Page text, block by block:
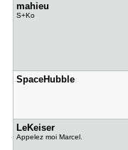
mahieu
S+Ko
SpaceHubbl​e
LeKeiser
Appelez moi Marcel.